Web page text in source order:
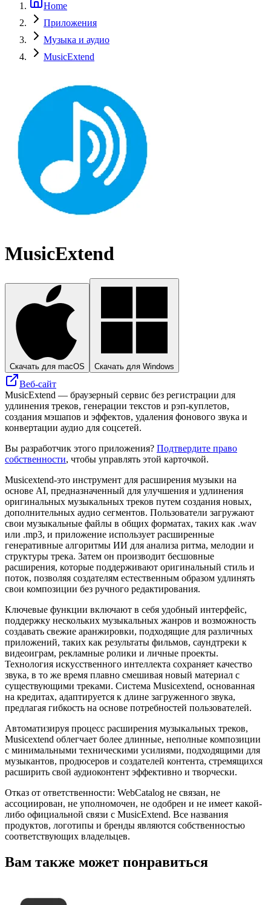
Home
Приложения
Музыка и аудио
MusicExtend
MusicExtend
Скачать для macOS Скачать для Windows
Веб-сайт
MusicExtend — браузерный сервис без регистрации для
удлинения треков, генерации текстов и рэп‑куплетов,
создания мэшапов и эффектов, удаления фонового звука и
конвертации аудио для соцсетей.
Вы разработчик этого приложения? Подтвердите право
собственности, чтобы управлять этой карточкой.
Musicextend-это инструмент для расширения музыки на
основе AI, предназначенный для улучшения и удлинения
оригинальных музыкальных треков путем создания новых,
дополнительных аудио сегментов. Пользователи загружают
свои музыкальные файлы в общих форматах, таких как .wav
или .mp3, и приложение использует расширенные
генеративные алгоритмы ИИ для анализа ритма, мелодии и
структуры трека. Затем он производит бесшовные
расширения, которые поддерживают оригинальный стиль и
поток, позволяя создателям естественным образом удлинять
свои композиции без ручного редактирования.
Ключевые функции включают в себя удобный интерфейс,
поддержку нескольких музыкальных жанров и возможность
создавать свежие аранжировки, подходящие для различных
приложений, таких как результаты фильмов, саундтреки к
видеоиграм, рекламные ролики и личные проекты.
Технология искусственного интеллекта сохраняет качество
звука, в то же время плавно смешивая новый материал с
существующими треками. Система Musicextend, основанная
на кредитах, адаптируется к длине загруженного звука,
предлагая гибкость на основе потребностей пользователей.
Автоматизируя процесс расширения музыкальных треков,
Musicextend облегчает более длинные, неполные композиции
с минимальными техническими усилиями, подходящими для
музыкантов, продюсеров и создателей контента, стремящихся
расширить свой аудиоконтент эффективно и творчески.
Отказ от ответственности: WebCatalog не связан, не
ассоциирован, не уполномочен, не одобрен и не имеет какой-
либо официальной связи с MusicExtend. Все названия
продуктов, логотипы и бренды являются собственностью
соответствующих владельцев.
Вам также может понравиться